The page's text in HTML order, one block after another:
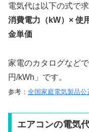
電気代は以下の式で求
消費電力（kW）× 使
金単価
家電のカタログなど
円/kWh」です。
参考： 全国家庭電気製品公
エアコンの電気